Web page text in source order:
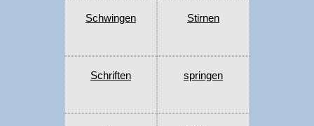
Schwingen Stirnen
Schriften springen